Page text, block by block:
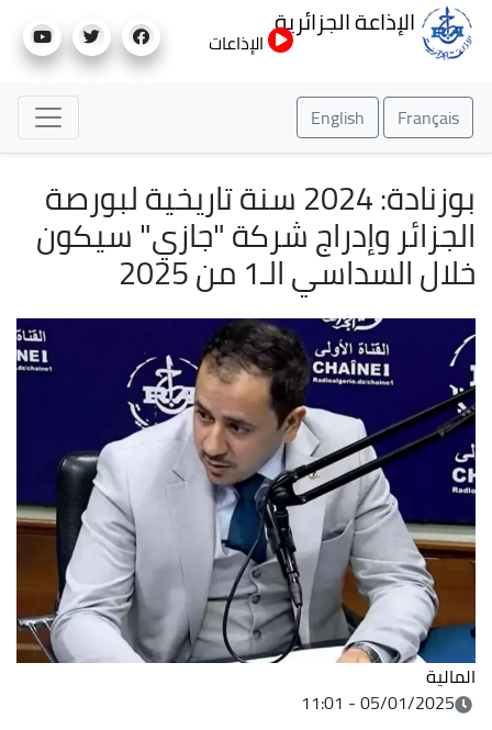
إلى
الإذاعة الجزائرية
الإذاعات
Français
English
بوزنادة: 2024 سنة تاريخية لبورصة
الجزائر وإدراج شركة "جازي" سيكون
خلال السداسي الـ1 من 2025
المالية
05/01/2025 - 11:01